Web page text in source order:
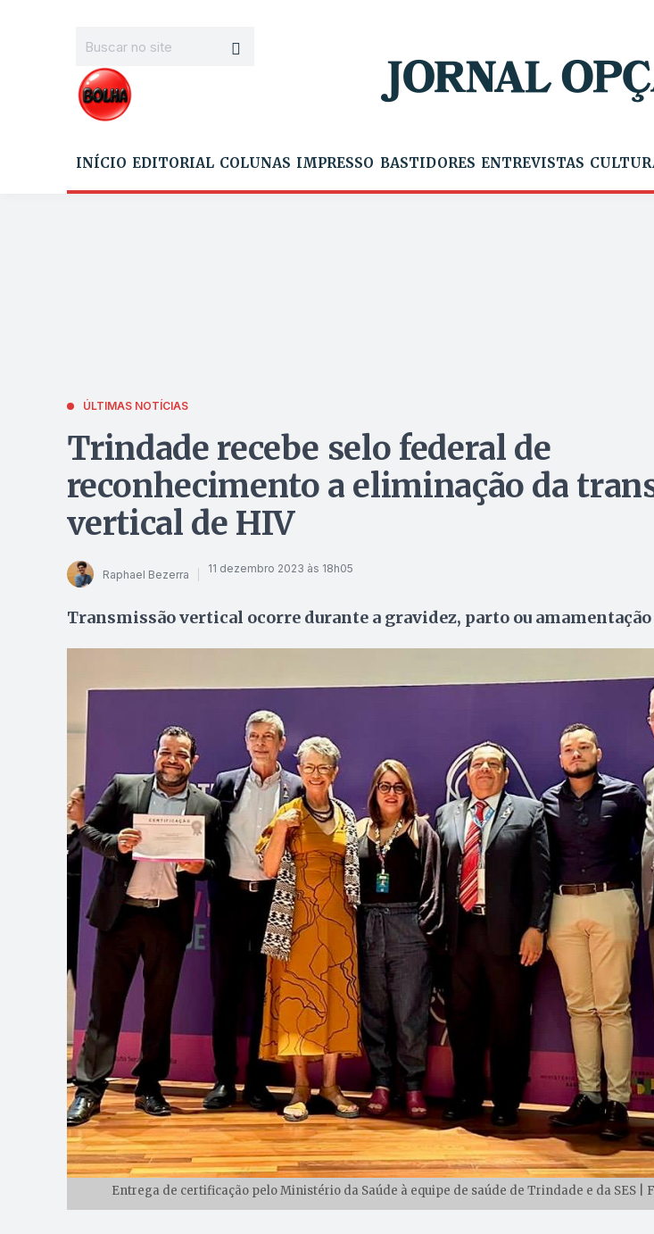
INÍCIO EDITORIAL COLUNAS IMPRESSO BASTIDORES ENTREVISTAS
ÚLTIMAS NOTÍCIAS
Trindade recebe selo federal de
reconhecimento a eliminação da
vertical de HIV
Raphael Bezerra 11 dezembro 2023 às 18h05
Transmissão vertical ocorre durante a gravidez, parto ou amamentação
Entrega de certificação pelo Ministério da Saúde à equipe de saúde de Trindade e da SES |